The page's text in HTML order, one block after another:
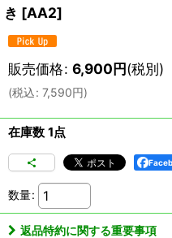
き [AA2]
販売価格: 6,900円(税別)
(税込: 7,590円)
在庫数 1点
数量:
返品特約に関する重要事項